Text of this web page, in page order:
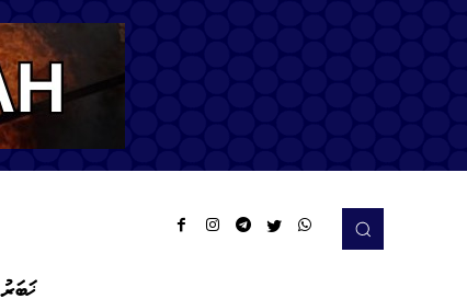
ޚަބަރު